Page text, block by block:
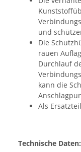
und
Die
rauen
Durchlauf
kann die
Als
Technische Daten: